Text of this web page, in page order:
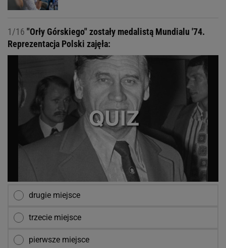
1/16 "Orły Górskiego" zostały medalistą Mundialu '74.
Reprezentacja Polski zajęła:
drugie miejsce
trzecie miejsce
pierwsze miejsce